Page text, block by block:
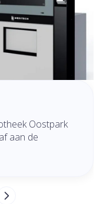
Oostpark
aan de